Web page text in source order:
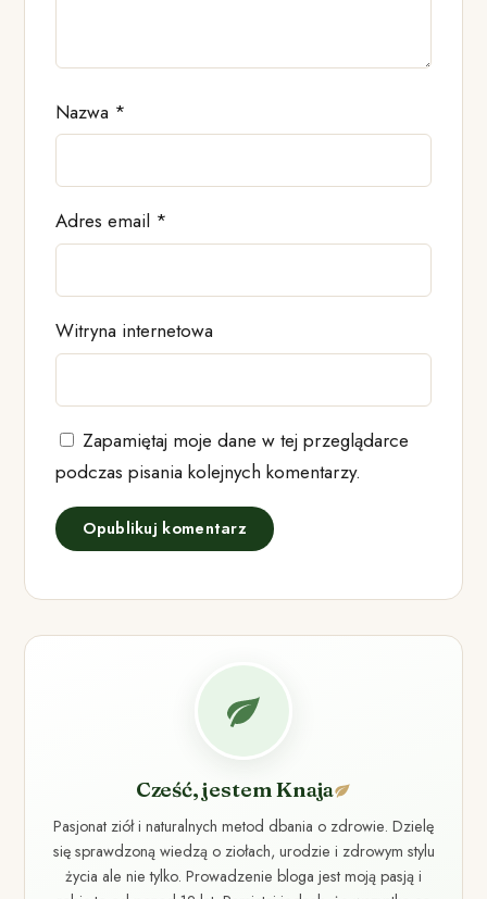
Nazwa *
Adres email *
Witryna internetowa
Zapamiętaj moje dane w tej przeglądarce
podczas pisania kolejnych komentarzy.
Cześć, jestem Knaja
Pasjonat ziół i naturalnych metod dbania o zdrowie. Dzielę
się sprawdzoną wiedzą o ziołach, urodzie i zdrowym stylu
życia ale nie tylko. Prowadzenie bloga jest moją pasją i